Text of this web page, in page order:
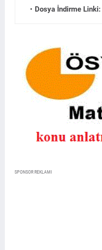
Dosya İndirme Linki:
SPONSOR REKLAMI